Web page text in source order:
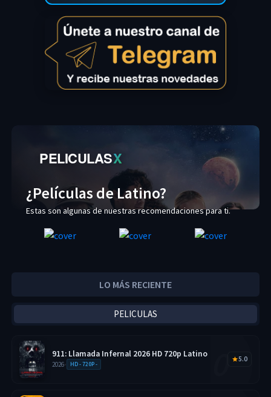
PELICULASX
¿Películas de Latino?
Estas son algunas de nuestras recomendaciones para ti.
LO MÁS RECIENTE
PELICULAS
911: Llamada Infernal 2026 HD 720p Latino
2026• HD - 720P -
5.0